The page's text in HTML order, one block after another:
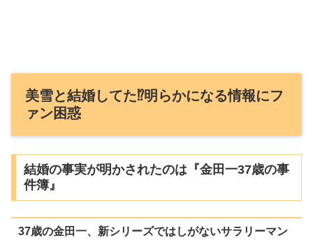
美雪と結婚してた⁉明らかになる情報にフ
ァン困惑
結婚の事実が明かされたのは『金田一37歳の事
件簿』
37歳の金田一、新シリーズではしがないサラリーマン